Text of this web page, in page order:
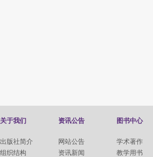
关于我们
出版社简介
组织结构
资讯公告
网站公告
资讯新闻
图书中心
学术著作
教学用书